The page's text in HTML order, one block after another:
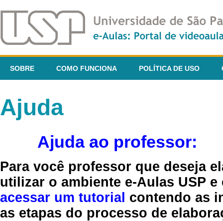
SOBRE COMO FUNCIONA POLÍTICA DE USO
Ajuda
Ajuda ao professor:
Para você professor que deseja
utilizar o ambiente e-Aulas USP
acessar um tutorial contendo as
as etapas do processo de